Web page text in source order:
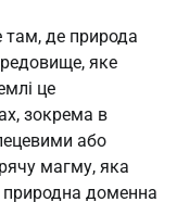
там, де природа
яке
це
зокрема в
або
магму, яка
природна доменна